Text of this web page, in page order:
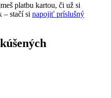
platbu kartou, či už si
– stačí si napojiť príslušný